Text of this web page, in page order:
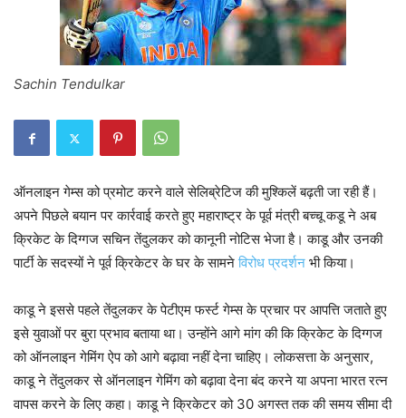
Sachin Tendulkar
ऑनलाइन गेम्स को प्रमोट करने वाले सेलिब्रेटिज की मुश्किलें बढ़ती जा रही हैं।
अपने पिछले बयान पर कार्रवाई करते हुए महाराष्ट्र के पूर्व मंत्री बच्चू कडू ने अब
क्रिकेट के दिग्गज सचिन तेंदुलकर को कानूनी नोटिस भेजा है। काडू और उनकी
पार्टी के सदस्यों ने पूर्व क्रिकेटर के घर के सामनेविरोध प्रदर्शन भी किया।
काडू ने इससे पहले तेंदुलकर के पेटीएम फर्स्ट गेम्स के प्रचार पर आपत्ति जताते हुए
इसे युवाओं पर बुरा प्रभाव बताया था। उन्होंने आगे मांग की कि क्रिकेट के दिग्गज
को ऑनलाइन गेमिंग ऐप को आगे बढ़ावा नहीं देना चाहिए। लोकसत्ता के अनुसार,
काडू ने तेंदुलकर से ऑनलाइन गेमिंग को बढ़ावा देना बंद करने या अपना भारत रत्न
वापस करने के लिए कहा। काडू ने क्रिकेटर को 30 अगस्त तक की समय सीमा दी